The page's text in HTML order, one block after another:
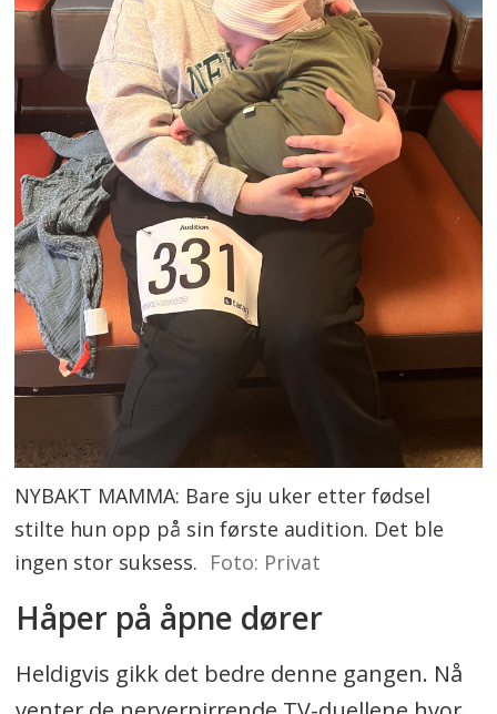
NYBAKT MAMMA: Bare sju uker etter fødsel
stilte hun opp på sin første audition. Det ble
ingen stor suksess. Foto: Privat
Håper på åpne dører
Heldigvis gikk det bedre denne gangen. Nå